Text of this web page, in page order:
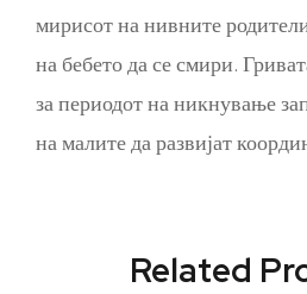
мирисот на нивните
на бебето да се смири.
за периодот на никнување
на малите да развијат
Related